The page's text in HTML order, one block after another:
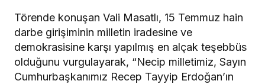
Törende konuşan Vali Masatlı, 15 Temmuz hain
darbe girişiminin milletin iradesine ve
demokrasisine karşı yapılmış en alçak teşebbüs
olduğunu vurgulayarak, “Necip milletimiz, Sayın
Cumhurbaşkanımız Recep Tayyip Erdoğan’ın